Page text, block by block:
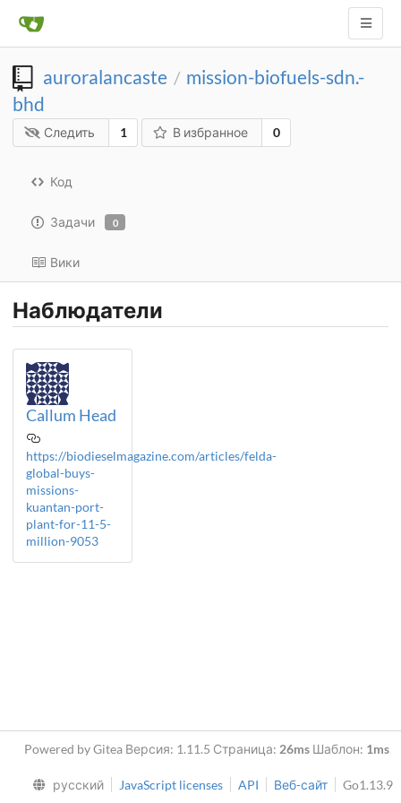
auroralancaste / mission-biofuels-sdn.-
bhd
Следить 1 В избранное 0
Код
Задачи 0
Вики
Наблюдатели
Callum Head
https://biodieselmagazine.com/articles/felda-
global-buys-
missions-
kuantan-port-
plant-for-11-5-
million-9053
Powered by Gitea Версия: 1.11.5 Страница: 26ms Шаблон: 1ms
русский JavaScript licenses API Веб-сайт Go1.13.9